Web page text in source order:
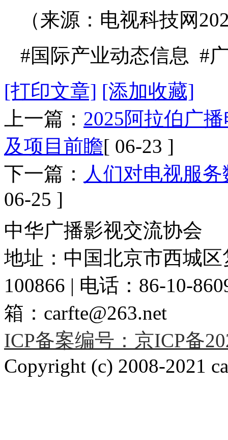
（来源：电视科技网
#国际产业动态信息 #
[打印文章] [添加收藏]
上一篇： 2025阿拉伯广
及项目前瞻[ 06-23 ]
下一篇： 人们对电视服
06-25 ]
中华广播影视交流协会
地址：中国北京市西城
100866 | 电话：86-10-
箱：carfte@263.net
ICP备案编号：京ICP备
Copyright (c) 2008-2021